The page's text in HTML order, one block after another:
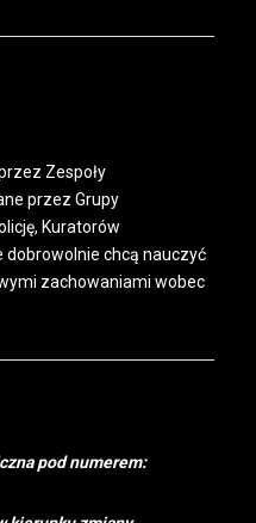
Zespoły
przez Grupy
Kuratorów
dobrowolnie chcą nauczyć
zachowaniami wobec
pod numerem: